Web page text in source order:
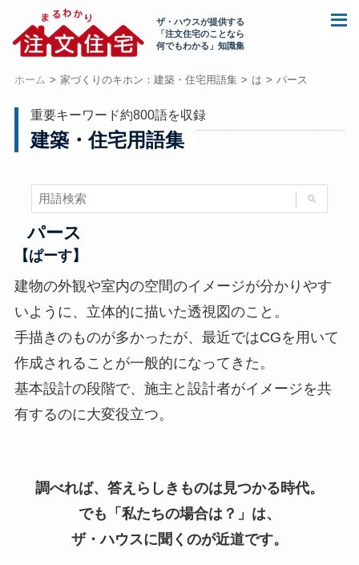
ザ・ハウスが提供する
「注文住宅のことなら
何でもわかる」知識集
ホーム 家づくりのキホン：建築・住宅用語集 は パース
重要キーワード約800語を収録
建築・住宅用語集
パース
【ぱーす】
建物の外観や室内の空間のイメージが分かりやす
いように、立体的に描いた透視図のこと。
手描きのものが多かったが、最近ではCGを用いて
作成されることが一般的になってきた。
基本設計の段階で、施主と設計者がイメージを共
有するのに大変役立つ。
調べれば、答えらしきものは見つかる時代。
でも「私たちの場合は？」は、
ザ・ハウスに聞くのが近道です。